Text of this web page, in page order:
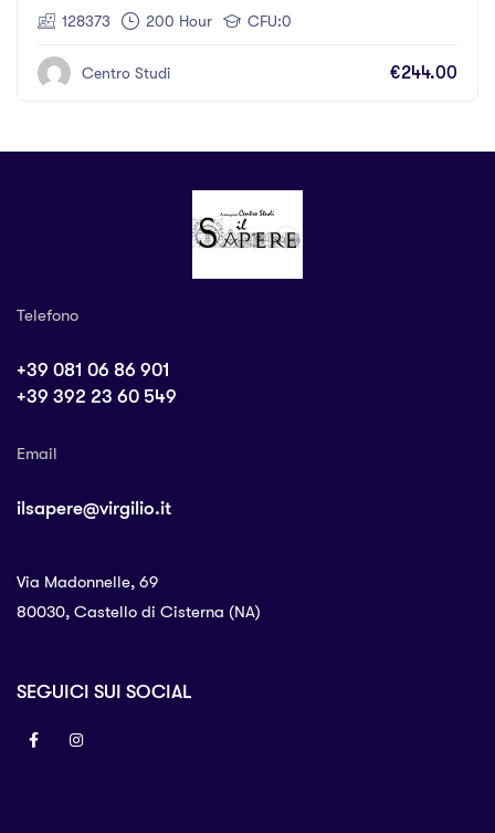
128373 200 Hour CFU:0
Centro Studi €244.00
Telefono
+39 081 06 86 901
+39 392 23 60 549
Email
ilsapere@virgilio.it
Via Madonnelle, 69
80030, Castello di Cisterna (NA)
SEGUICI SUI SOCIAL